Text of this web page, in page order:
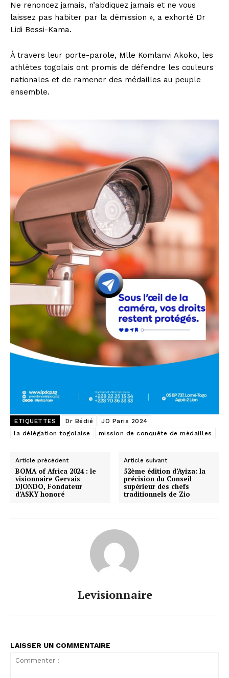
Ne renoncez jamais, n’abdiquez jamais et ne vous
laissez pas habiter par la démission », a exhorté Dr
Lidi Bessi-Kama.
À travers leur porte-parole, Mlle Komlanvi Akoko, les
athlètes togolais ont promis de défendre les couleurs
nationales et de ramener des médailles au peuple
ensemble.
ETIQUETTES Dr Bédié
JO Paris 2024
la délégation togolaise
mission de conquête de médailles
Article précédent
BOMA of Africa 2024 : le
visionnaire Gervais
DJONDO, Fondateur
d’ASKY honoré
Article suivant
52ème édition d’Ayiza: la
précision du Conseil
supérieur des chefs
traditionnels de Zio
Levisionnaire
LAISSER UN COMMENTAIRE